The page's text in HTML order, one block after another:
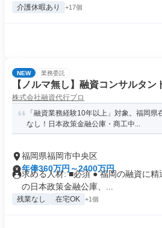
介護休暇あり +17個
NEW 業務委託
【ノルマ無し】融資コンサルタン
株式会社融資代行プロ
「融資業務経験10年以上」対象。福岡県
なし！日本政策金融公庫・商工中...
福岡県福岡市中央区
年俸360万円～2400万円
求める人材: ■必須 ● 福岡の融資に
の日本政策金融公庫、...
残業なし 在宅OK +1個